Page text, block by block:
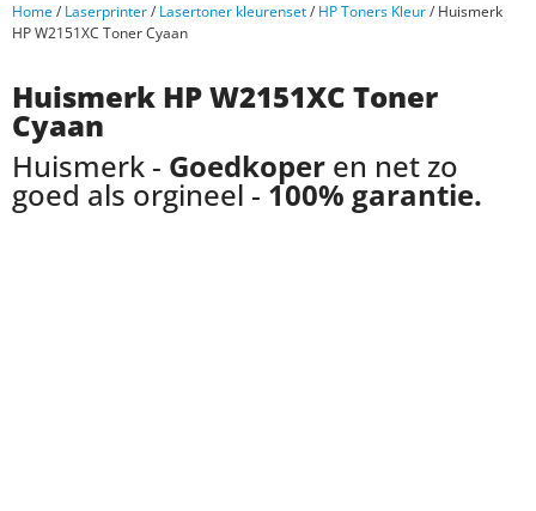
Home/ Laserprinter/ Lasertoner kleurenset/ HP Toners Kleur/ Huismerk
HP W2151XC Toner Cyaan
Huismerk HP W2151XC Toner
Cyaan
Huismerk - Goedkoper en net zo
goed als orgineel - 100% garantie.